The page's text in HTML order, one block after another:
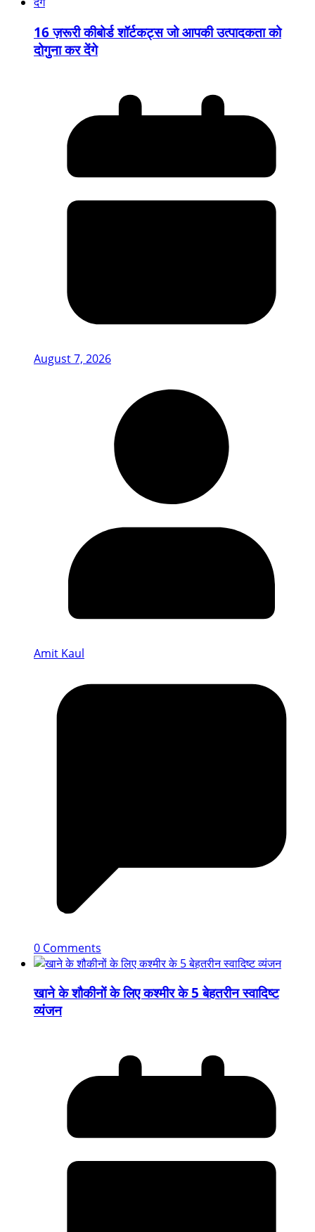
16 ज़रूरी कीबोर्ड शॉर्टकट्स जो आपकी उत्पादकता को
दोगुना कर देंगे
August 7, 2026
Amit Kaul
0 Comments
खाने के शौकीनों के लिए कश्मीर के 5 बेहतरीन स्वादिष्ट
व्यंजन